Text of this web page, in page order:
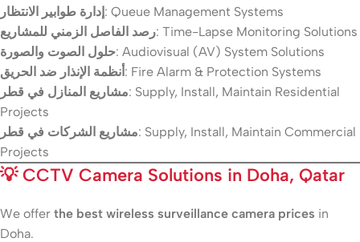
إدارة طوابير الانتظار: Queue Management Systems
رصد الفاصل الزمني للمشاريع: Time-Lapse Monitoring Solutions
حلول الصوت والصورة: Audiovisual (AV) System Solutions
أنظمة الإنذار ضد الحريق: Fire Alarm & Protection Systems
مشاريع المنازل في قطر: Supply, Install, Maintain Residential
Projects
مشاريع الشركات في قطر: Supply, Install, Maintain Commercial
Projects
💡CCTV Camera Solutions in Doha, Qatar
We offer the best wireless surveillance camera prices in
Doha.